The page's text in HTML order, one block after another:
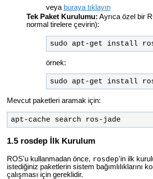
veya buraya tıklayın
Tek Paket Kurulumu: Ayrıca özel bir
normal tirelere çevirin):
sudo apt-get install
örnek:
sudo apt-get install
Mevcut paketleri aramak için:
apt-cache search ros-jade
rosdep İlk Kurulum
ROS'u kullanmadan önce, rosdep'in ilk
istediğiniz paketlerin sistem
çalışması için gereklidir.